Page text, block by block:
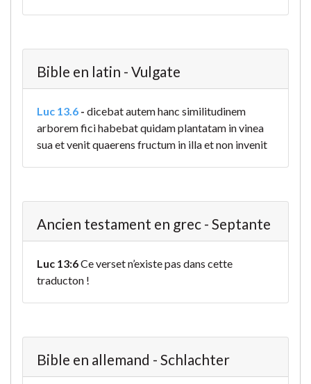
Bible en latin - Vulgate
Luc 13.6 - dicebat autem hanc similitudinem
arborem fici habebat quidam plantatam in vinea
sua et venit quaerens fructum in illa et non invenit
Ancien testament en grec - Septante
Luc 13:6Ce verset n’existe pas dans cette
traducton !
Bible en allemand - Schlachter